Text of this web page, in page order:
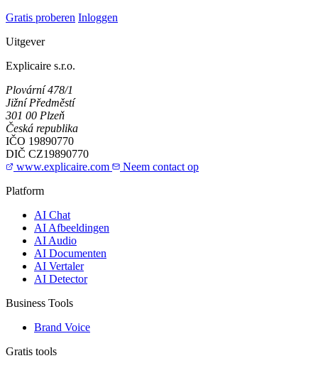
Gratis proberen Inloggen
Uitgever
Explicaire s.r.o.
Plovární 478/1
Jižní Předměstí
301 00 Plzeň
Česká republika
IČO 19890770
DIČ CZ19890770
www.explicaire.com
Neem contact op
Platform
AI Chat
AI Afbeeldingen
AI Audio
AI Documenten
AI Vertaler
AI Detector
Business Tools
Brand Voice
Gratis tools